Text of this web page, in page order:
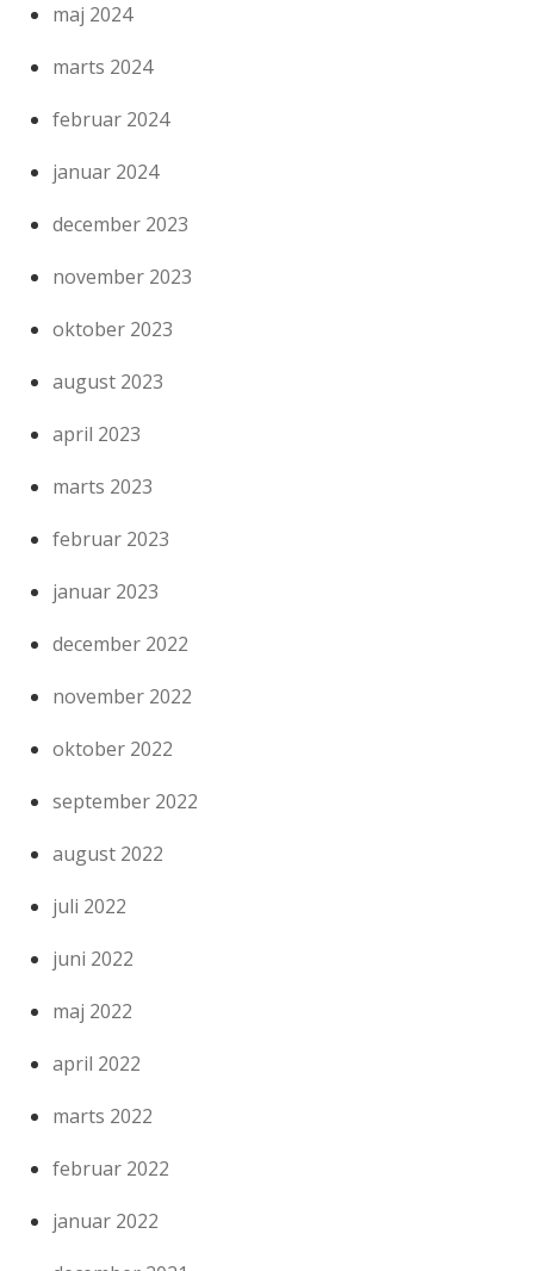
maj 2024
marts 2024
februar 2024
januar 2024
december 2023
november 2023
oktober 2023
august 2023
april 2023
marts 2023
februar 2023
januar 2023
december 2022
november 2022
oktober 2022
september 2022
august 2022
juli 2022
juni 2022
maj 2022
april 2022
marts 2022
februar 2022
januar 2022